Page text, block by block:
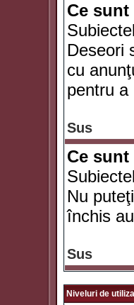
Ce
Deseori
cu
pentru a
Sus
Ce
Nu
închis
Sus
Niveluri de